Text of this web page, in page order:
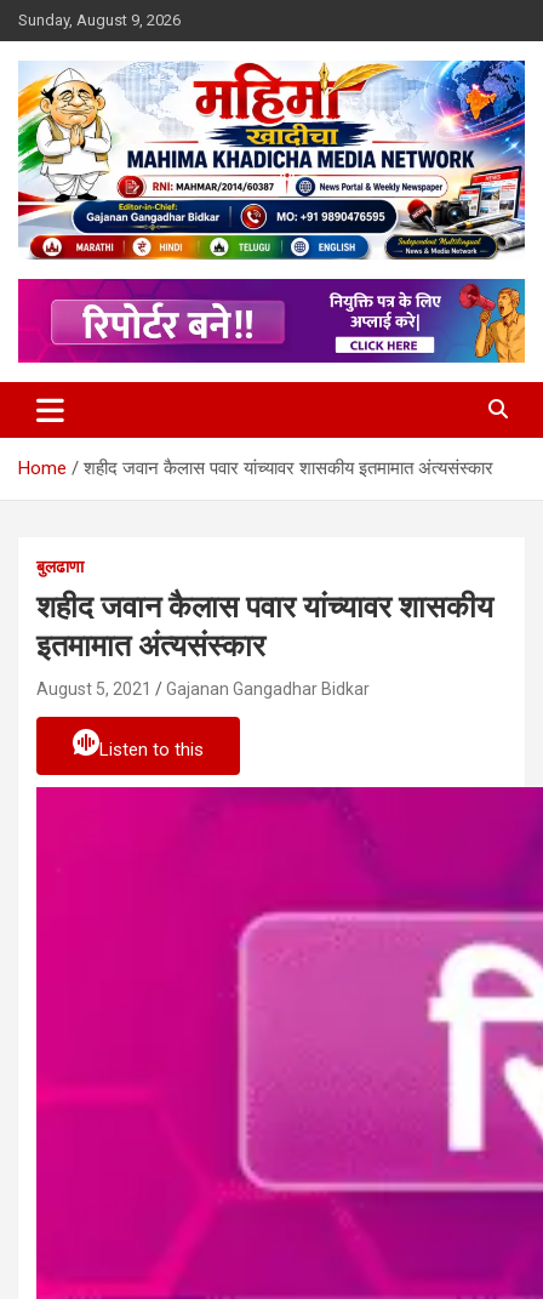
Skip
to
content
Sunday, August 9, 2026
Mahimakhadicha
Home शहीद जवान कैलास पवार यांच्यावर शासकीय इतमामात अंत्यसंस्कार
बुलढाणा
शहीद जवान कैलास पवार यांच्यावर शासकीय
इतमामात अंत्यसंस्कार
August 5, 2021 Gajanan Gangadhar Bidkar
Listen to this